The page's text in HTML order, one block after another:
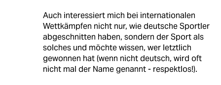
Auch interessiert mich bei internationalen
Wettkämpfen nicht nur, wie deutsche Sportler
abgeschnitten haben, sondern der Sport als
solches und möchte wissen, wer letztlich
gewonnen hat (wenn nicht deutsch, wird oft
nicht mal der Name genannt - respektlos!).